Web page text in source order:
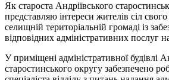
Як староста Андріївського
представляю інтереси жителів сіл
селищній територіальній громаді із
відповідних адміністративних послуг
У приміщені адміністративної будівлі
старостинського округу забезпечено